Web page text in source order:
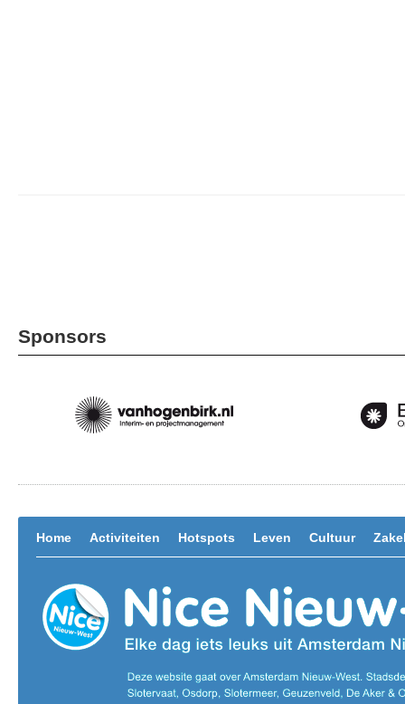
Sponsors
Home Activiteiten Hotspots Leven Cultuur